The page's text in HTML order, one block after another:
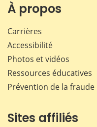
À propos
Carrières
Accessibilité
Photos et vidéos
Ressources éducatives
Prévention de la fraude
Sites affiliés